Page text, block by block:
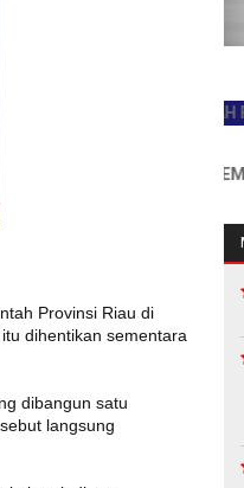
Provinsi Riau di
dihentikan sementara
dibangun satu
langsung
JADILAH
INFO